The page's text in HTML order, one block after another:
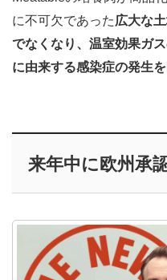
に不可欠であった広大な
でなくなり、温室効果ガ
に由来する感染症の発生
来年中に欧州承